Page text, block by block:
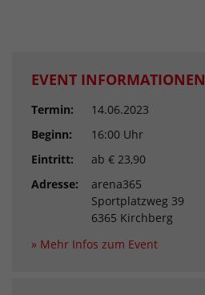
EVENT INFORMATIONEN
Termin:
14.06.2023
Beginn:
16:00 Uhr
Eintritt:
ab € 23,90
Adresse:
arena365
Sportplatzweg 39
6365 Kirchberg
» Mehr Infos zum Event